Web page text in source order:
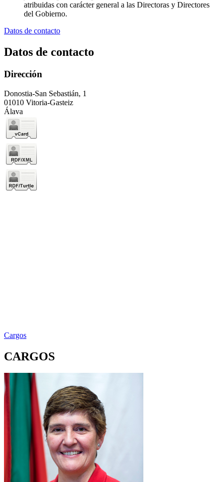
atribuidas con carácter general a las Directoras y Directores
del Gobierno.
Datos de contacto
Datos de contacto
Dirección
Donostia-San Sebastián, 1
01010 Vitoria-Gasteiz
Álava
Cargos
CARGOS